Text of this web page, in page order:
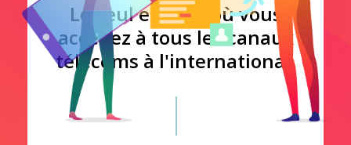
Le seul endroit où vous
accédez à tous les canaux
télécoms à l'international.